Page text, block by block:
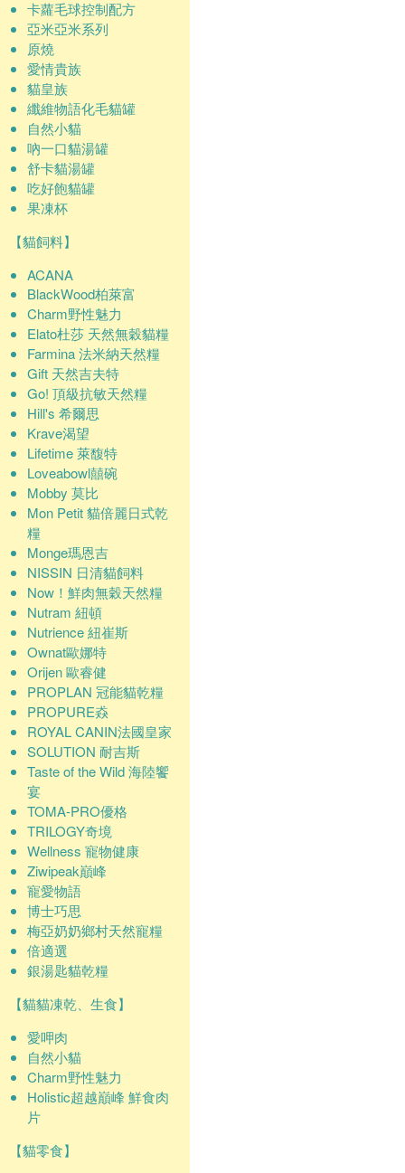
卡蘿毛球控制配方
亞米亞米系列
原燒
愛情貴族
貓皇族
纖維物語化毛貓罐
自然小貓
吶一口貓湯罐
舒卡貓湯罐
吃好飽貓罐
果凍杯
【貓飼料】
ACANA
BlackWood柏萊富
Charm野性魅力
Elato杜莎 天然無穀貓糧
Farmina 法米納天然糧
Gift 天然吉夫特
Go! 頂級抗敏天然糧
Hill's 希爾思
Krave渴望
Lifetime 萊馥特
Loveabowl囍碗
Mobby 莫比
Mon Petit 貓倍麗日式乾
糧
Monge瑪恩吉
NISSIN 日清貓飼料
Now！鮮肉無穀天然糧
Nutram 紐頓
Nutrience 紐崔斯
Ownat歐娜特
Orijen 歐睿健
PROPLAN 冠能貓乾糧
PROPURE猋
ROYAL CANIN法國皇家
SOLUTION 耐吉斯
Taste of the Wild 海陸饗
宴
TOMA-PRO優格
TRILOGY奇境
Wellness 寵物健康
Ziwipeak巔峰
寵愛物語
博士巧思
梅亞奶奶鄉村天然寵糧
倍適選
銀湯匙貓乾糧
【貓貓凍乾、生食】
愛呷肉
自然小貓
Charm野性魅力
Holistic超越巔峰 鮮食肉
片
【貓零食】